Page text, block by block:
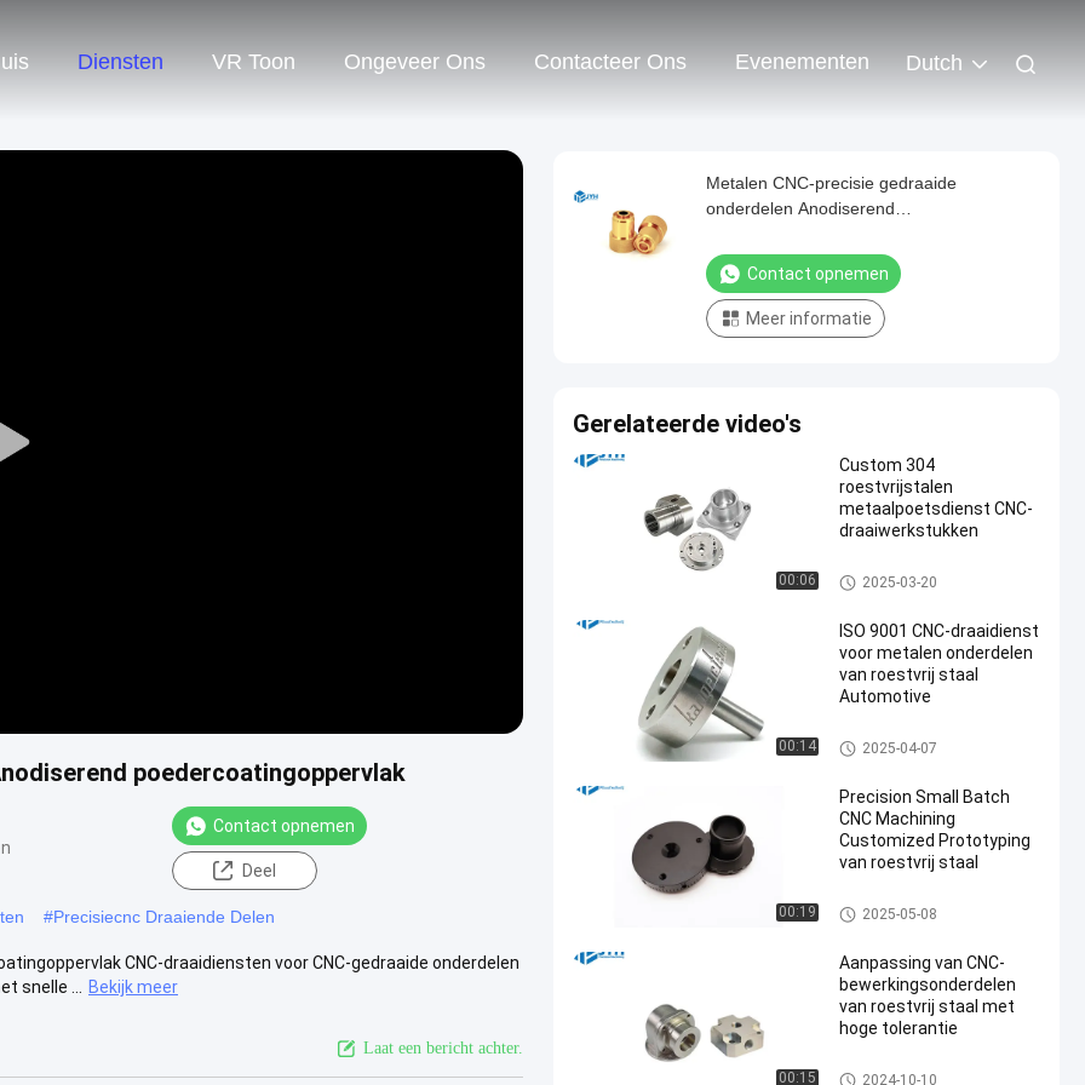
Diensten VR Toon Ongeveer Ons Contacteer Ons Evenementen Dutch
Play
poedercoatingoppervlak
Contact opnemen
Deel
#Precisiecnc Draaiende Delen
CNC-draaidiensten voor CNC-gedraaide onderdelen
snelle ...
Bekijk meer
Laat een bericht achter.
Metalen CNC-precisie gedraaide
onderdelen Anodiserend
Contact opnemen
Meer informatie
Gerelateerde video's
00:06
Custom 304
roestvrijstalen
metaalpoetsdienst CNC-
draaiwerkstukken
CNC de Draaiende Dienst
2025-03-20
00:14
ISO 9001 CNC-draaidienst
voor metalen onderdelen
van roestvrij staal
Automotive
CNC de Draaiende Dienst
2025-04-07
00:19
Precision Small Batch
CNC Machining
Customized Prototyping
van roestvrij staal
Laag Volume CNC het Machin
aal bewerken
2025-05-08
00:15
Aanpassing van CNC-
bewerkingsonderdelen
van roestvrij staal met
hoge tolerantie
Roestvrij staal CNC die de Die
2024-10-10